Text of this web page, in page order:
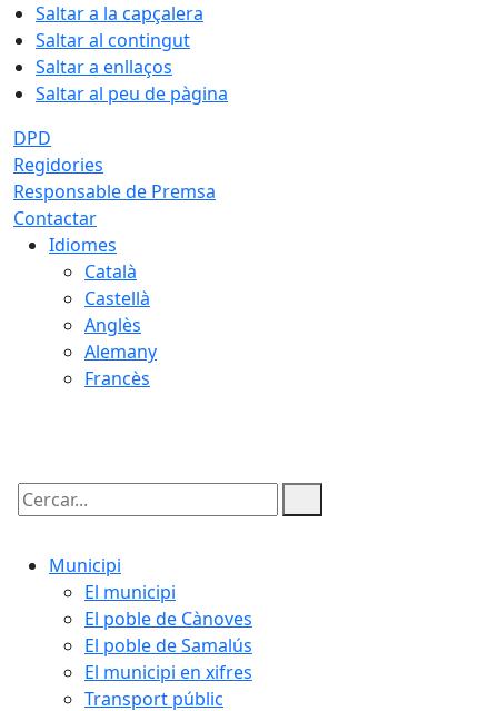
Saltar a la capçalera
Saltar al contingut
Saltar a enllaços
Saltar al peu de pàgina
DPD
Regidories
Responsable de Premsa
Contactar
Idiomes
Català
Castellà
Anglès
Alemany
Francès
Cercar:
Municipi
El municipi
El poble de Cànoves
El poble de Samalús
El municipi en xifres
Transport públic